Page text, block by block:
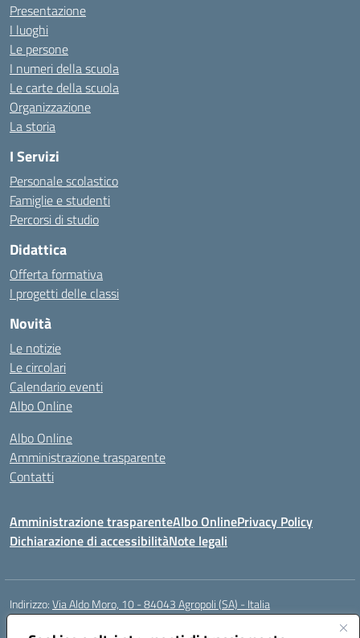
Presentazione
I luoghi
Le persone
I numeri della scuola
Le carte della scuola
Organizzazione
La storia
I Servizi
Personale scolastico
Famiglie e studenti
Percorsi di studio
Didattica
Offerta formativa
I progetti delle classi
Novità
Le notizie
Le circolari
Calendario eventi
Albo Online
Albo Online
Amministrazione trasparente
Contatti
Amministrazione trasparenteAlbo OnlinePrivacy Policy
Dichiarazione di accessibilitàNote legali
Indirizzo:Via Aldo Moro, 10 - 84043 Agropoli (SA) - Italia
Centralino: